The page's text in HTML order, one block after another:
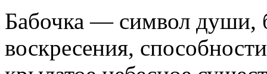
Бабочка — символ души,
воскресения,